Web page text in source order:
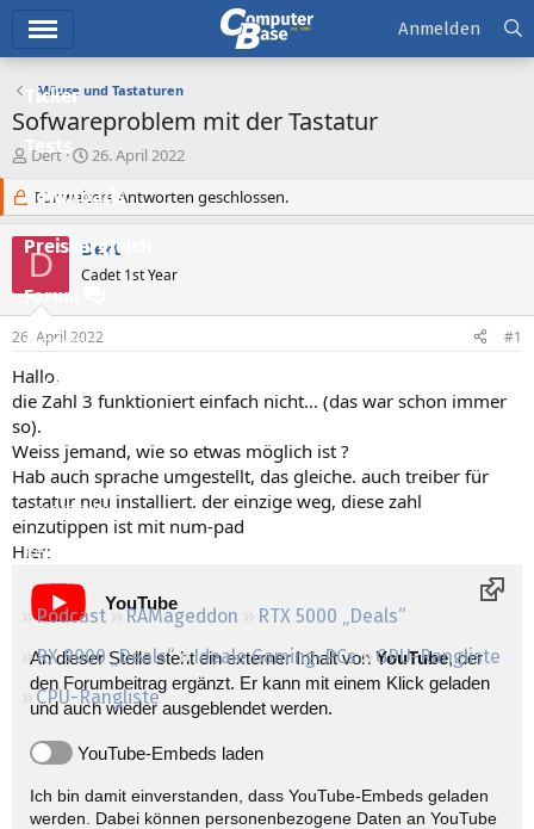
Ticker
Tests
Downloads
Preisvergleich
Forum
Aktuelles
Empfohlene Inhalte
Neueste Aktivitäten
Leserartikel
Regeln
Podcast RAMageddon
RTX 5000 „Deals“
RX 9000 „Deals“
Ideale Gaming-PCs
GPU-Rangliste
CPU-Rangliste
Anmelden
Mäuse und Tastaturen
Sofwareproblem mit der Tastatur
E
s
t
e
l
e
Dert
E
s
t
l
l
m
26. April 2022
Für weitere Antworten geschlossen.
D Dert
Cadet 1st Year
26. April 2022 #1
Hallo,
die Zahl 3 funktioniert einfach nicht... (das war schon immer
so).
Weiss jemand, wie so etwas möglich ist ?
Hab auch sprache umgestellt, das gleiche. auch treiber für
tastatur neu installiert. der einzige weg, diese zahl
einzutippen ist mit num-pad
Hier:
YouTube
An dieser Stelle steht ein externer Inhalt von YouTube, der
den Forumbeitrag ergänzt. Er kann mit einem Klick geladen
und auch wieder ausgeblendet werden.
YouTube-Embeds laden
Ich bin damit einverstanden, dass YouTube-Embeds geladen
werden. Dabei können personen­bezogene Daten an YouTube